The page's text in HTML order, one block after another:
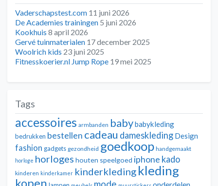
Vaderschapstest.com 11 juni 2026
De Academies trainingen 5 juni 2026
Kookhuis 8 april 2026
Gervé tuinmaterialen 17 december 2025
Woolrich kids 23 juni 2025
Fitnesskoerier.nl Jump Rope 19 mei 2025
Tags
accessoires armbanden babybabykleding
bedrukken bestellen cadeau dameskleding Design
fashion gadgets gezondheid goedkoop handgemaakt
horloge horloges houten speelgoed iphone kado
kinderen kinderkamer kinderkleding kleding
kopen mode